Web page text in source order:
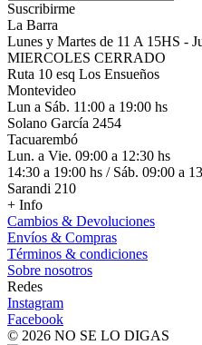
Suscribirme
La Barra
Lunes y Martes de 11 A 15HS -
MIERCOLES CERRADO
Ruta 10 esq Los Ensueños
Montevideo
Lun a Sáb. 11:00 a 19:00 hs
Solano García 2454
Tacuarembó
Lun. a Vie. 09:00 a 12:30 hs
14:30 a 19:00 hs / Sáb. 09:00 a
Sarandi 210
+ Info
Cambios & Devoluciones
Envíos & Compras
Términos & condiciones
Sobre nosotros
Redes
Instagram
Facebook
© 2026 NO SE LO DIGAS